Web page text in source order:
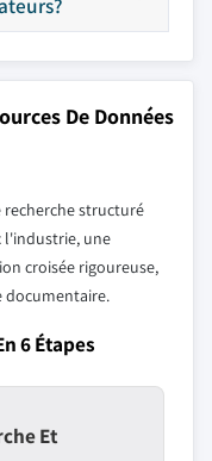
De Données
recherche structuré
l'industrie, une
croisée rigoureuse,
documentaire.
6 Étapes
Et